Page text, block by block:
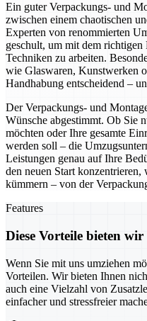
Ein guter Verpackungs- und
zwischen einem chaotischen
Experten von renommierten
geschult, um mit dem richtigen
Techniken zu arbeiten.
wie Glaswaren, Kunstwerken
Handhabung entscheidend –
Der Verpackungs- und
Wünsche abgestimmt. Ob Sie
möchten oder Ihre gesamte
werden soll – die
Leistungen genau auf Ihre
den neuen Start
kümmern – von der
Features
Diese Vorteile bieten
Wenn Sie mit uns umziehen
Vorteilen. Wir bieten Ihnen
auch eine Vielzahl von
einfacher und stressfreier